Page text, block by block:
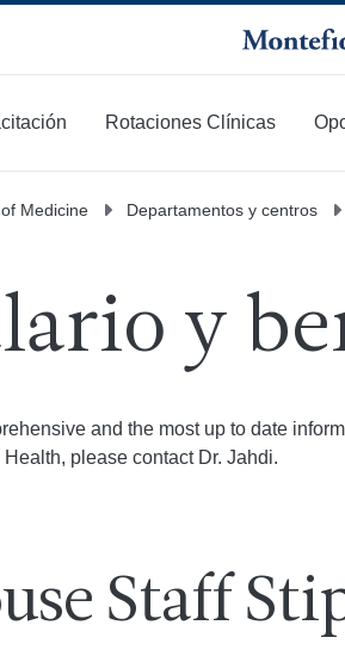
Rotaciones Clínicas
Medicine Departamentos y centros
y
and the most up to date
Health, please contact Dr. Jahdi.
Staff